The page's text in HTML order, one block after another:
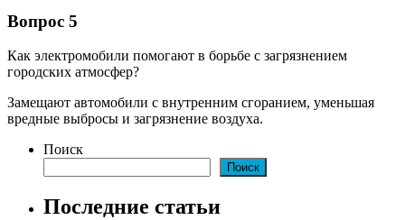
Вопрос 5
Как электромобили помогают в борьбе с загрязнением
городских атмосфер?
Замещают автомобили с внутренним сгоранием, уменьшая
вредные выбросы и загрязнение воздуха.
Поиск
Поиск
Последние статьи